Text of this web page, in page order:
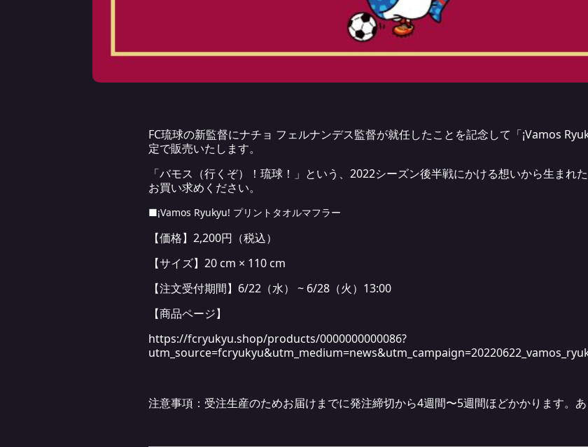
FC琉球の新監督にナチョ フェルナンデス監督が就任したことを記念して「¡Vamos
定で販売いたします。
「バモス（行くぞ）！琉球！」という、2022シーズン後半戦にかける想いから生まれ
お買い求めください。
■¡Vamos Ryukyu! プリントタオルマフラー
【価格】2,200円（税込）
【サイズ】20 cm × 110 cm
【注文受付期間】6/22（水） ~ 6/28（火）13:00
【商品ページ】
https://fcryukyu.shop/products/0000000000086?
注意事項： 受注生産のためお届けまでに発注締切から4週間〜5週間ほどかかります。あ